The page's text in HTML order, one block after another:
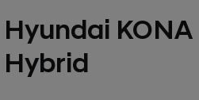
Hyundai KONA
Hybrid